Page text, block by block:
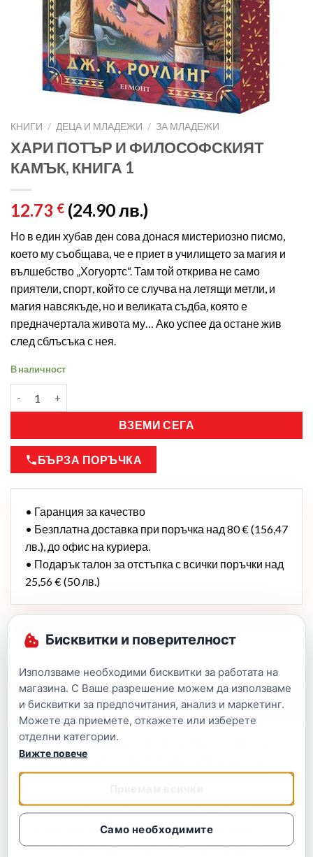
КНИГИ / ДЕЦА И МЛАДЕЖИ / ЗА МЛАДЕЖИ
ХАРИ ПОТЪР И ФИЛОСОФСКИЯТ
КАМЪК, КНИГА 1
12.73 € (24.90 лв.)
Но в един хубав ден сова донася мистериозно писмо,
което му съобщава, че е приет в училището за магия и
вълшебство „Хогуортс“. Там той открива не само
приятели, спорт, който се случва на летящи метли, и
магия навсякъде, но и великата съдба, която е
предначертала живота му… Ако успее да остане жив
след сблъсъка с нея.
В наличност
ВЗЕМИ СЕГА
БЪРЗА ПОРЪЧКА
• Гаранция за качество
• Безплатна доставка при поръчка над 80 € (156,47
лв.), до офис на куриера.
• Подарък талон за отстъпка с всички поръчки над
25,56 € (50 лв.)
Описание
Хари Потърникога не се е качвал на летяща
метла, не е носил мантия невидимка, не се е
сприятелявал с великан и не е помагал да се
единствено ужасния живот със семейство
Дърсли. Той спи в килера под стълбището,
носи старите дрехи на братовчед си Дъдли и
Бисквитки и поверителност
Използваме необходими бисквитки за работата на
магазина. С Ваше разрешение можем да използваме
и бисквитки за предпочитания, анализ и маркетинг.
Можете да приемете, откажете или изберете
отделни категории.
Само необходимите
Вижте повече